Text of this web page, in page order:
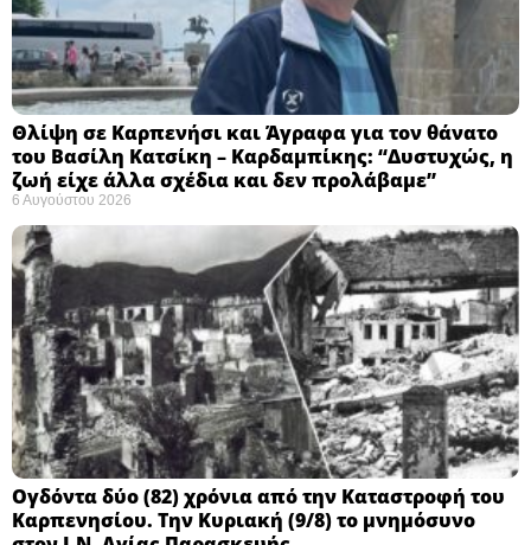
Θλίψη σε Καρπενήσι και Άγραφα για τον θάνατο
του Βασίλη Κατσίκη – Καρδαμπίκης: “Δυστυχώς, η
ζωή είχε άλλα σχέδια και δεν προλάβαμε”
6 Αυγούστου 2026
Ογδόντα δύο (82) χρόνια από την Καταστροφή του
Καρπενησίου. Την Κυριακή (9/8) το μνημόσυνο